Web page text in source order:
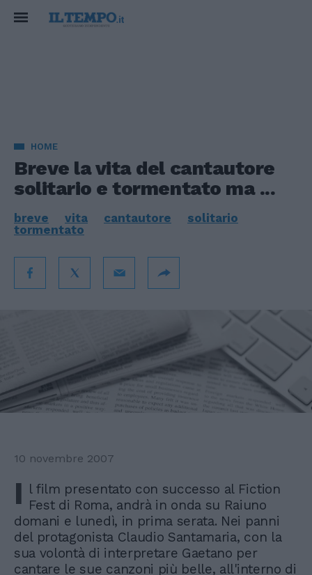
HOME
Breve la vita del cantautore
solitario e tormentato ma ...
breve vita cantautore
solitario
tormentato
10 novembre 2007
I l film presentato con successo al Fiction
Fest di Roma, andrà in onda su Raiuno
domani e lunedì, in prima serata. Nei panni
del protagonista Claudio Santamaria, con la
sua volontà di interpretare Gaetano per
cantare le sue canzoni più belle, all'interno di